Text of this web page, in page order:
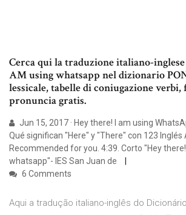
Cerca qui la traduzione italiano-
AM using whatsapp nel dizionario
lessicale, tabelle di coniugazione
pronuncia gratis.
Jun 15, 2017 · Hey there! I am using
Qué significan "Here" y "There" con 123 Inglés
Recommended for you. 4:39. Corto "Hey
whatsapp"- IES San Juan de
6 Comments
Aqui a tradução italiano-inglês do